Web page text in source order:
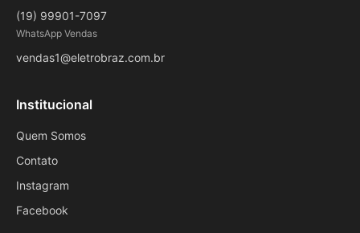
(19) 99901-7097
WhatsApp Vendas
vendas1@eletrobraz.com.br
Institucional
Quem Somos
Contato
Instagram
Facebook